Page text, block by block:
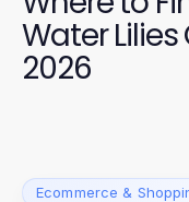
Water
2026
Ecommerce &